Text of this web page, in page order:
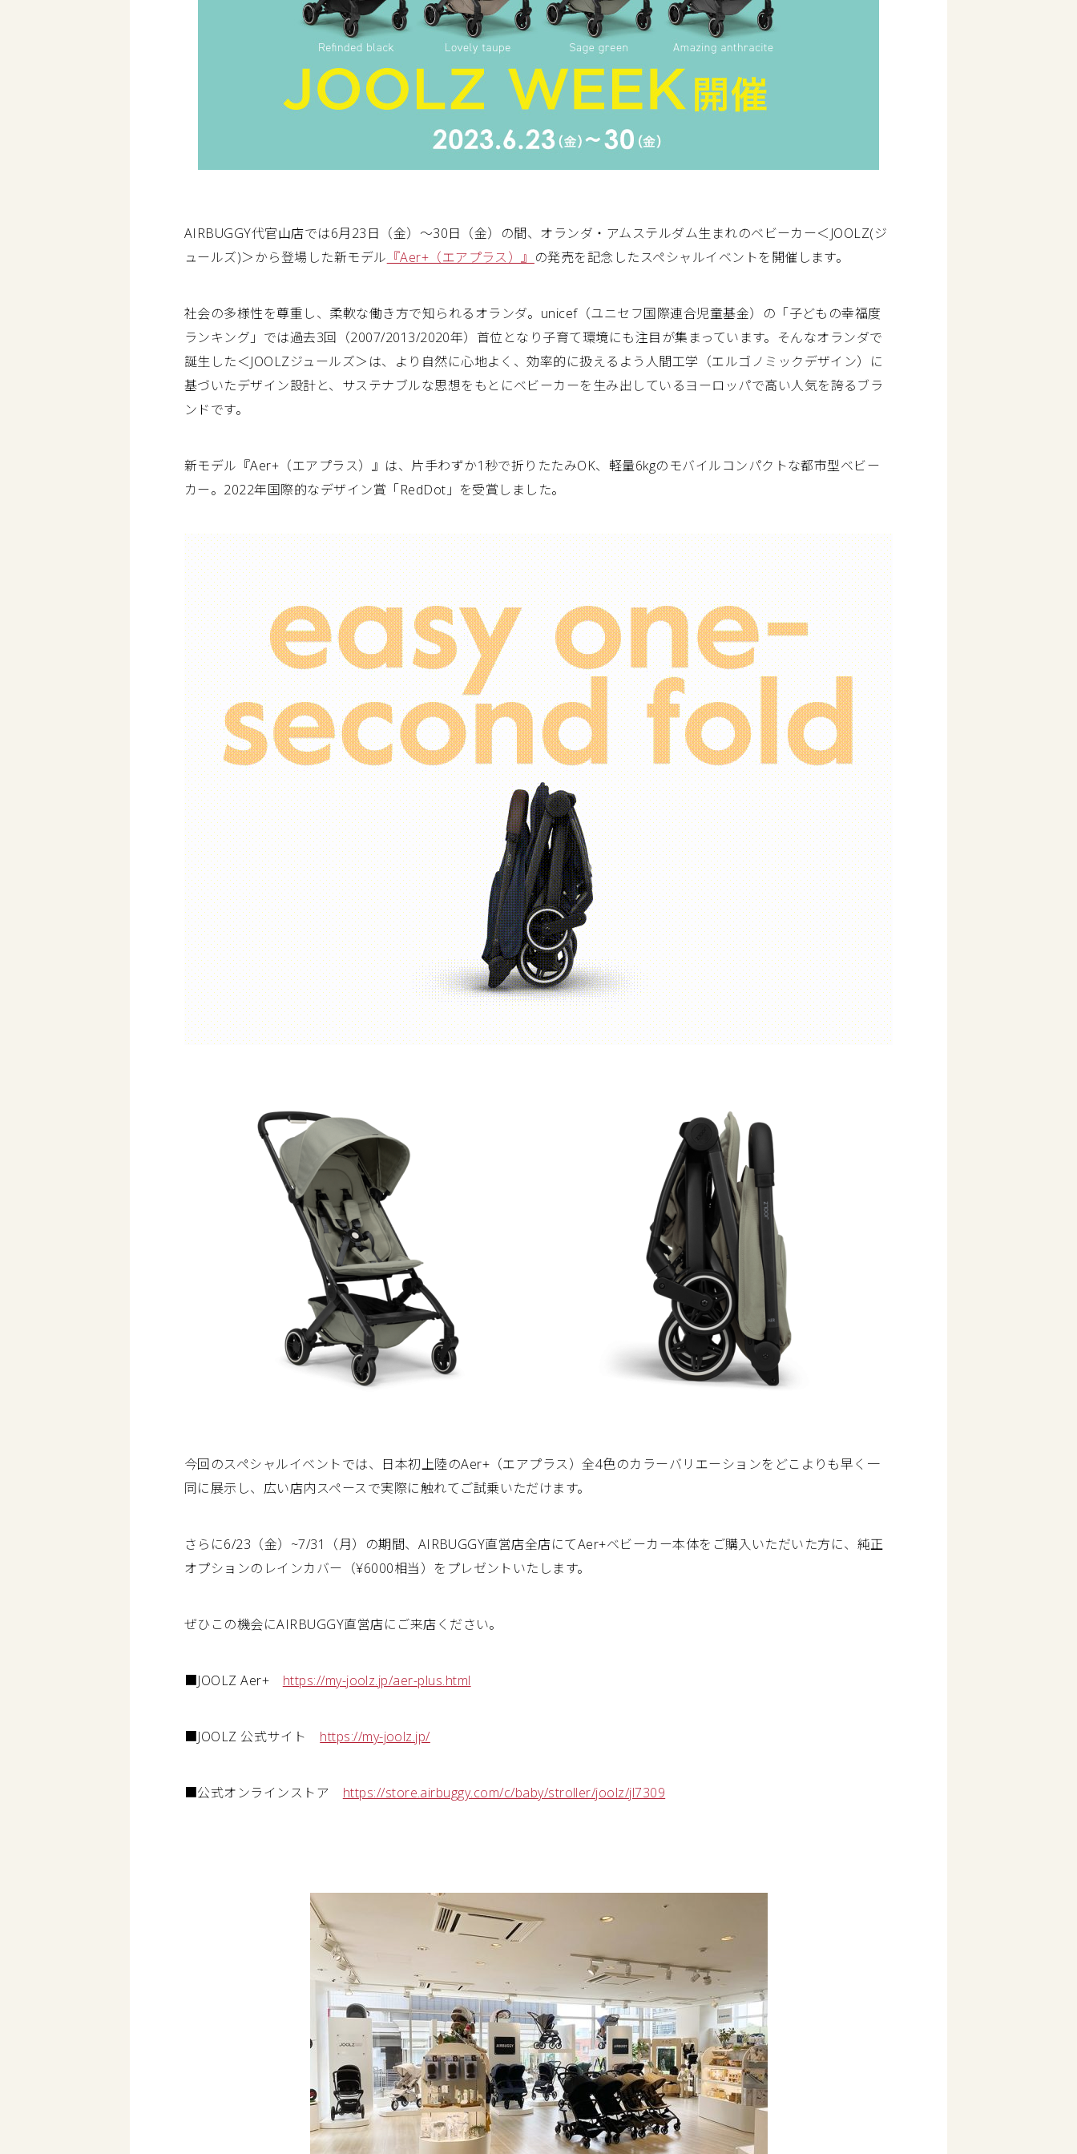
AIRBUGGY代官山店では6月23日（金）〜30日（金）の間、オランダ・アムステルダム生まれのベビーカー＜JOOLZ(ジ
ュールズ)＞から登場した新モデル 『Aer+（エアプラス）』 の発売を記念したスペシャルイベントを開催します。
社会の多様性を尊重し、柔軟な働き方で知られるオランダ。unicef（ユニセフ国際連合児童基金）の「子どもの幸福度
ランキング」では過去3回（2007/2013/2020年）首位となり子育て環境にも注目が集まっています。そんなオランダで
誕生した＜JOOLZジュールズ＞は、より自然に心地よく、効率的に扱えるよう人間工学（エルゴノミックデザイン）に
基づいたデザイン設計と、サステナブルな思想をもとにベビーカーを生み出しているヨーロッパで高い人気を誇るブラ
ンドです。
新モデル『Aer+（エアプラス）』は、片手わずか1秒で折りたたみOK、軽量6kgのモバイルコンパクトな都市型ベビー
カー。2022年国際的なデザイン賞「RedDot」を受賞しました。
今回のスペシャルイベントでは、日本初上陸のAer+（エアプラス）全4色のカラーバリエーションをどこよりも早く一
同に展示し、広い店内スペースで実際に触れてご試乗いただけます。
さらに6/23（金）~7/31（月）の期間、AIRBUGGY直営店全店にてAer+ベビーカー本体をご購入いただいた方に、純正
オプションのレインカバー（¥6000相当）をプレゼントいたします。
ぜひこの機会にAIRBUGGY直営店にご来店ください。
■JOOLZ Aer+ https://my-joolz.jp/aer-plus.html
■JOOLZ 公式サイト https://my-joolz.jp/
■公式オンラインストア https://store.airbuggy.com/c/baby/stroller/joolz/jl7309